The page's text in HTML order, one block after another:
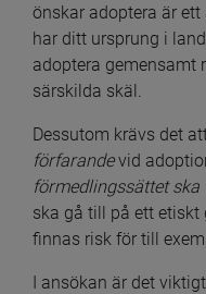
önskar adoptera är
har ditt ursprung i
adoptera gemensamt
särskilda skäl.
Dessutom krävs det
förfarande
förmedlingssättet
ska gå till på ett
finnas risk för till
I ansökan är det